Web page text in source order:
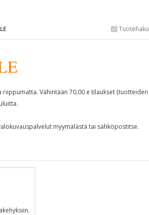
Tuotehaku
Vähintään 70,00 e tilaukset (tuotteiden
myymälästä tai sähköpostitse.